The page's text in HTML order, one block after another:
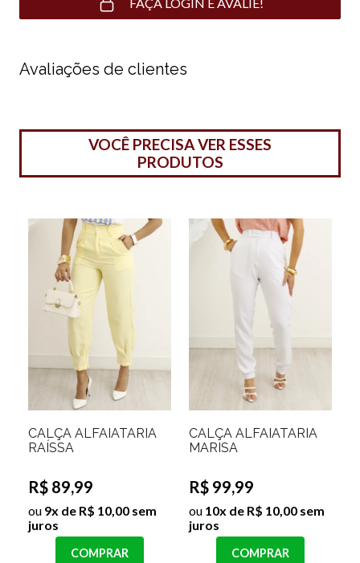
FAÇA LOGIN E AVALIE!
Avaliações de clientes
VOCÊ PRECISA VER ESSES
PRODUTOS
CALÇA ALFAIATARIA
RAÍSSA
R$ 89,99
ou 9x de R$ 10,00 sem
juros
COMPRAR
CALÇA ALFAIATARIA
MARISA
R$ 99,99
ou 10x de R$ 10,00 sem
juros
COMPRAR